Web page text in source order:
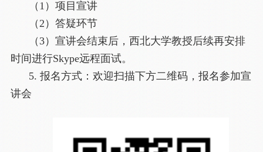
（1）项目宣讲
（2）答疑环节
（3）宣讲会结束后， 西北大学教授后续再安排
时间进行Skype远程面试。
5. 报名方式：欢迎扫描下方二维码，报名参加宣
讲会